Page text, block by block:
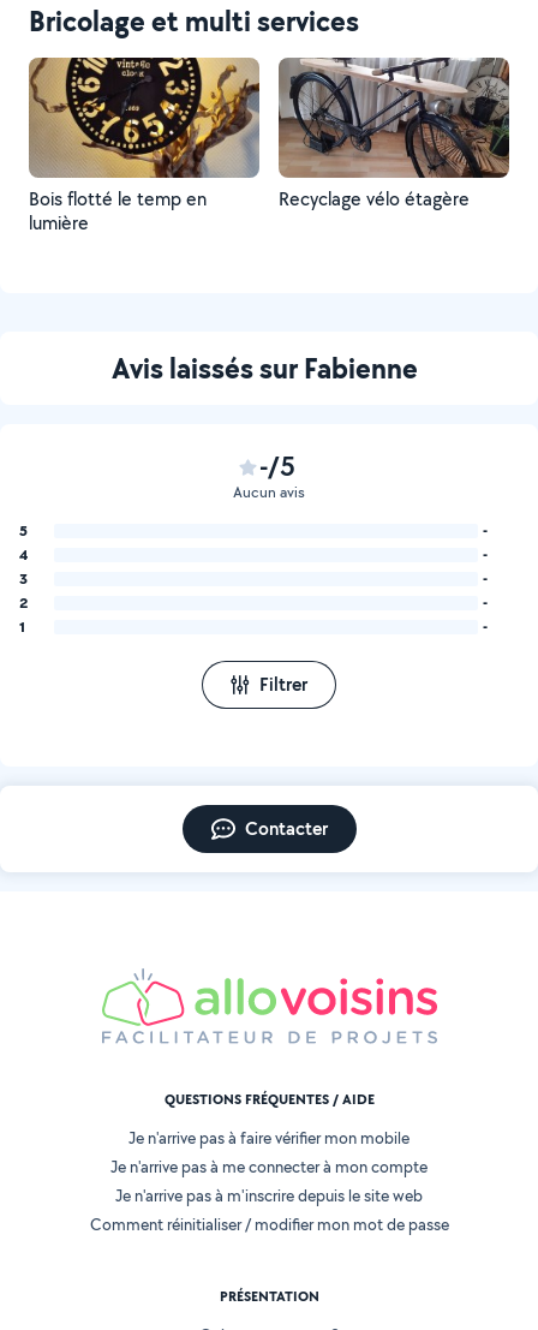
Bricolage et multi services
Bois flotté le temp en
lumière
Recyclage vélo étagère
Avis laissés sur Fabienne
-/5
Aucun avis
5
-
4
-
3
-
2
-
1
-
Filtrer
Contacter
QUESTIONS FRÉQUENTES / AIDE
Je n'arrive pas à faire vérifier mon mobile
Je n'arrive pas à me connecter à mon compte
Je n'arrive pas à m'inscrire depuis le site web
Comment réinitialiser / modifier mon mot de passe
PRÉSENTATION